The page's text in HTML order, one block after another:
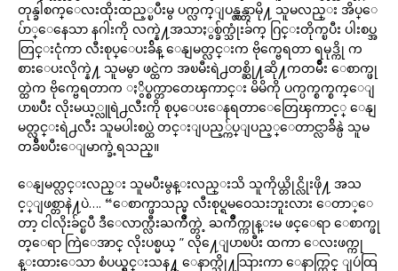
တုန္ခါစက္ေလးထိုးထည့္ၿပီးမွ ပက္လက္ျပန္လွန္တာမို႔ သူမလည္း အိပ္ေ
ပ်ာ္ေနေသာ နဂါးကို လက္နဲ႔အသာႏွစ္ခ်က္သုံးခ်က္ ဂြင္းတိုက္ၿပီး ပါးစပ္အ
တြင္းငုံကာ လီးစုပ္ေပးခ်ိန္ ေနျမတ္လင္းက ဗိုက္ဗေရတာ ရမုဒ္ကို က
စားေပးလိုက္နဲ႔ သူမမွာ ဖင္ထဲက အၿမီးရဲ႕တစ္ဆို႔ဆို႔ကတမ်ိဳး ေစာက္ဖု
တ္ထဲက ဗိုက္ဗေရတာက ႏွိပ္စက္တာတေၾကာင္း မိမိကို ပက္ပက္စက္စက္ေျ
ပာၿပီး လိုးမယ့္လူရဲ႕လီးကို စုပ္ေပးေနရတာေတြေၾကာင့္ ေနျ
မတ္လင္းရဲ႕လီး သူမပါးစပ္ထဲ တင္းျပည့္က်ပ္ျပည့္ေတာင္လာခ်ိန္ပဲ သူမ
တခ်ီၿပီးေျမာက္ခဲ့ရသည္။
ေနျမတ္လင္းလည္း သူမပီးမွန္းလည္းသိ သူကိုယ္တိုင္လိုးဖို႔ အသ
င့္ျဖစ္တာနဲ႔ပဲ…. “ေစာက္ဖာသည္မ လီးစုပ္ရမဝေသးဘူးလား ေတာ္ေ
တာ့ ငါလိုးခ်င္ၿပီ ဒီေလာက္လီးႀကိဳက္တဲ့ ႀကိဳက္ကုန္းမ ဖင္ေရာ ေစာက္ဖု
တ္ေရာ ကြဲေအာင္ လိုးပစ္မယ္ ” လို႔ေျပာၿပီး ထကာ ေလးဖက္ကု
န္းထားေသာ စံပယ္ရွင္းသန႔္ ေနာက္သို႔သြားကာ ေနာက္တြင္ ျပဴထြ